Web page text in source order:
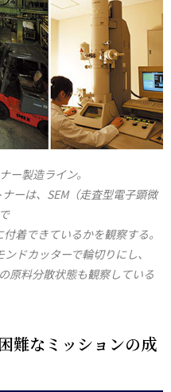
ー製造ライン。
ーは、SEM（走査型電子顕微
着できているかを観察する。
ドカッターで輪切りにし、
原料分散状態も観察している
難なミッションの成